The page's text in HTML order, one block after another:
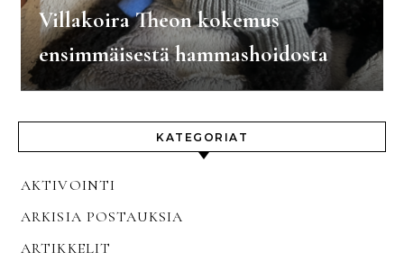
Villakoira Theon kokemus
ensimmäisestä hammashoidosta
KATEGORIAT
AKTIVOINTI
ARKISIA POSTAUKSIA
ARTIKKELIT